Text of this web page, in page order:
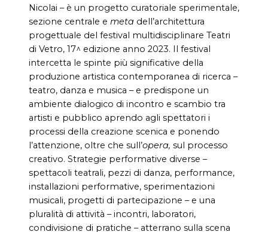
Nicolai – è un progetto curatoriale sperimentale,
sezione centrale e meta dell’architettura
progettuale del festival multidisciplinare Teatri
di Vetro, 17^ edizione anno 2023. Il festival
intercetta le spinte più significative della
produzione artistica contemporanea di ricerca –
teatro, danza e musica – e predispone un
ambiente dialogico di incontro e scambio tra
artisti e pubblico aprendo agli spettatori i
processi della creazione scenica e ponendo
l’attenzione, oltre che sull’opera, sul processo
creativo. Strategie performative diverse –
spettacoli teatrali, pezzi di danza, performance,
installazioni performative, sperimentazioni
musicali, progetti di partecipazione – e una
pluralità di attività – incontri, laboratori,
condivisione di pratiche – atterrano sulla scena